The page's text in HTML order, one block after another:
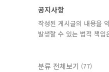
공지사항
작성된 게시글의 내용을
발생할 수 있는 법적 책임
분류 전체보기 (77)